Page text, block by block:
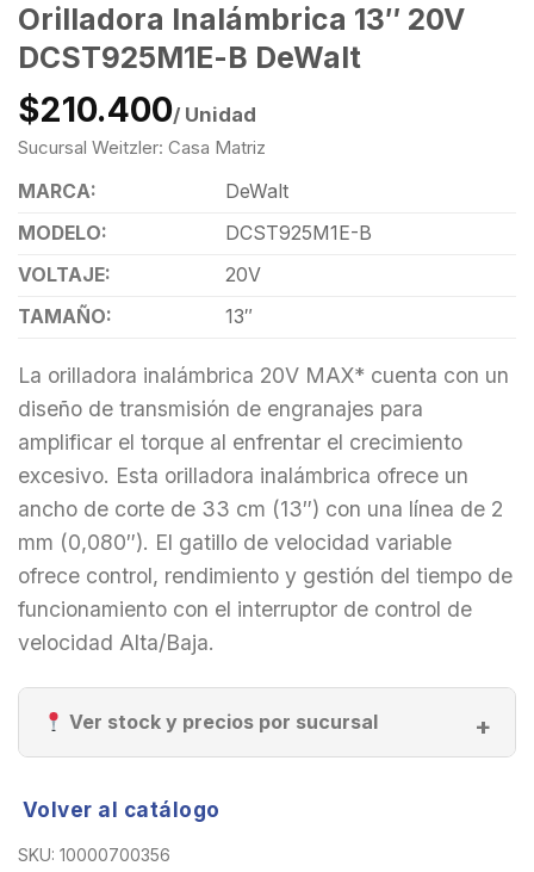
Orilladora Inalámbrica 13″ 20V
DCST925M1E-B DeWalt
$210.400/ Unidad
Sucursal Weitzler: Casa Matriz
MARCA:
DeWalt
MODELO:
DCST925M1E-B
VOLTAJE:
20V
TAMAÑO:
13″
La orilladora inalámbrica 20V MAX* cuenta con un
diseño de transmisión de engranajes para
amplificar el torque al enfrentar el crecimiento
excesivo. Esta orilladora inalámbrica ofrece un
ancho de corte de 33 cm (13″) con una línea de 2
mm (0,080″). El gatillo de velocidad variable
ofrece control, rendimiento y gestión del tiempo de
funcionamiento con el interruptor de control de
velocidad Alta/Baja.
Ver stock y precios por sucursal
Volver al catálogo
SKU: 10000700356